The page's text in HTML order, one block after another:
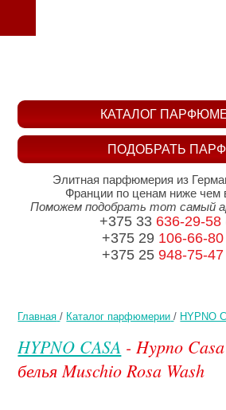
Главная / Каталог парфюмерии / HYPNO
HYPNO CASA - Hypno
белья Muschio Rosa Wash
ПОДОБРАТЬ
КАТАЛОГ
Элитная парфюмерия из
Франции по ценам ниже чем
Поможем подобрать тот самый
+375 33 636-29-58
+375 29 106-66-80
+375 25 948-75-47